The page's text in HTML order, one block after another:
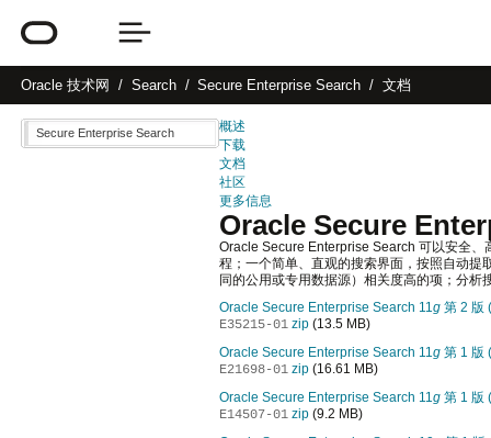
Oracle 技术网 Search Secure Enterprise Search 文档
Secure Enterprise Search
概述
下载
文档
社区
更多信息
Oracle Secure
Oracle Secure Enterprise Search 可以安全
程；一个简单、直观的搜索界面，按照自动提
同的公用或专用数据源）相关度高的项；分
Oracle Secure Enterprise Search 11g 第 2 版
E35215-01 zip (13.5 MB)
Oracle Secure Enterprise Search 11g 第 1 版
E21698-01 zip (16.61 MB)
Oracle Secure Enterprise Search 11g 第 1 版
E14507-01 zip (9.2 MB)